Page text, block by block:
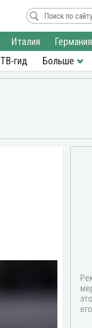
Италия Германия
ТВ-гид